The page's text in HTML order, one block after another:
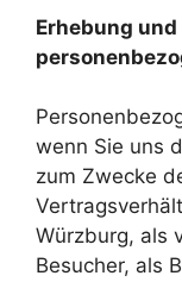
Erhebung
wenn Sie uns
zum Zwecke
Würzburg, als
Besucher, als